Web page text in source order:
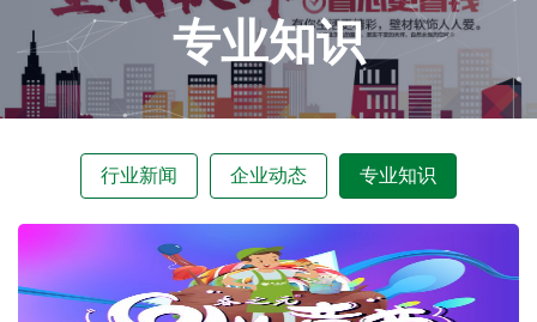
专业知识
行业新闻 企业动态 专业知识